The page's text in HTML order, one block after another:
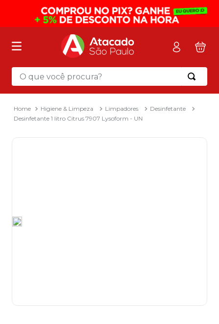
O que você procura?
Higiene & Limpeza Limpadores
Desinfetante
Desinfetante 1 litro Citrus 7907 Lysoform - UN
Termos mais buscados
mochila
2º sacola
3º papel toalha
8